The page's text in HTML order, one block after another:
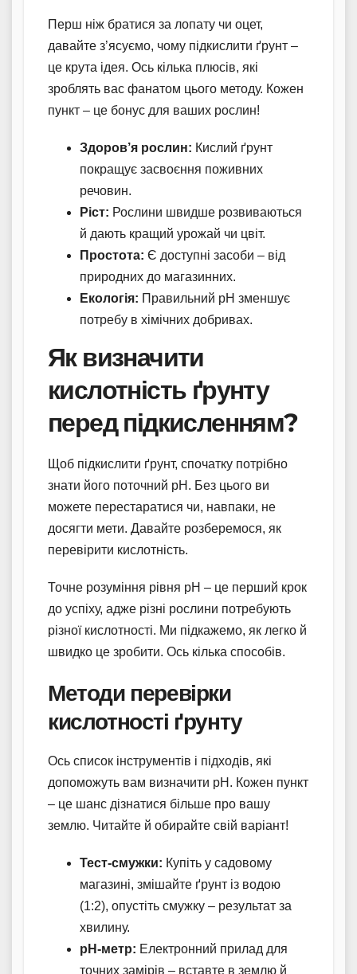
Перш ніж братися за лопату чи оцет,
давайте з’ясуємо, чому підкислити ґрунт –
це крута ідея. Ось кілька плюсів, які
зроблять вас фанатом цього методу. Кожен
пункт – це бонус для ваших рослин!
Здоров’я рослин: Кислий ґрунт
покращує засвоєння поживних
речовин.
Ріст: Рослини швидше розвиваються
й дають кращий урожай чи цвіт.
Простота: Є доступні засоби – від
природних до магазинних.
Екологія: Правильний pH зменшує
потребу в хімічних добривах.
Як визначити
кислотність ґрунту
перед підкисленням?
Щоб підкислити ґрунт, спочатку потрібно
знати його поточний pH. Без цього ви
можете перестаратися чи, навпаки, не
досягти мети. Давайте розберемося, як
перевірити кислотність.
Точне розуміння рівня pH – це перший крок
до успіху, адже різні рослини потребують
різної кислотності. Ми підкажемо, як легко й
швидко це зробити. Ось кілька способів.
Методи перевірки
кислотності ґрунту
Ось список інструментів і підходів, які
допоможуть вам визначити pH. Кожен пункт
– це шанс дізнатися більше про вашу
землю. Читайте й обирайте свій варіант!
Тест-смужки: Купіть у садовому
магазині, змішайте ґрунт із водою
(1:2), опустіть смужку – результат за
хвилину.
pH-метр: Електронний прилад для
точних замірів – вставте в землю й